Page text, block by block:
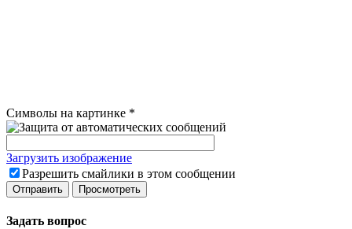
Символы на картинке *
Загрузить изображение
Разрешить смайлики в этом сообщении
Задать вопрос